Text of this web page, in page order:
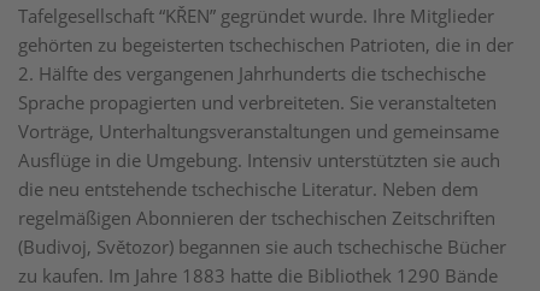
Tafelgesellschaft “KŘEN” gegründet wurde. Ihre Mitglieder
gehörten zu begeisterten tschechischen Patrioten, die in der
2. Hälfte des vergangenen Jahrhunderts die tschechische
Sprache propagierten und verbreiteten. Sie veranstalteten
Vorträge, Unterhaltungsveranstaltungen und gemeinsame
Ausflüge in die Umgebung. Intensiv unterstützten sie auch
die neu entstehende tschechische Literatur. Neben dem
regelmäßigen Abonnieren der tschechischen Zeitschriften
(Budivoj, Světozor) begannen sie auch tschechische Bücher
zu kaufen. Im Jahre 1883 hatte die Bibliothek 1290 Bände